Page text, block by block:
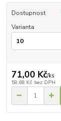
Dostupnost
Varianta
71,00 Kč/ks
58,68 Kč bez DPH